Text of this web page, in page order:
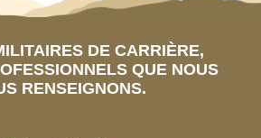
DE CARRIÈRE,
QUE NOUS
RENSEIGNONS.